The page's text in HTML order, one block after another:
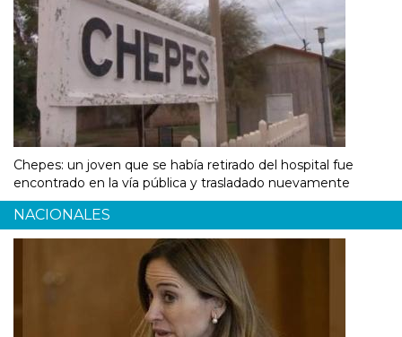
Chepes: un joven que se había retirado del hospital fue
encontrado en la vía pública y trasladado nuevamente
NACIONALES